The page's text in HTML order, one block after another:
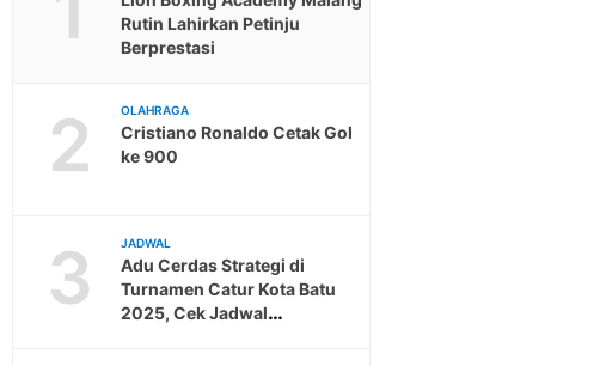
Rutin Lahirkan Petinju
Berprestasi
2 OLAHRAGA
Cristiano Ronaldo Cetak Gol
ke 900
3 JADWAL
Adu Cerdas Strategi di
Turnamen Catur Kota Batu
2025, Cek Jadwal